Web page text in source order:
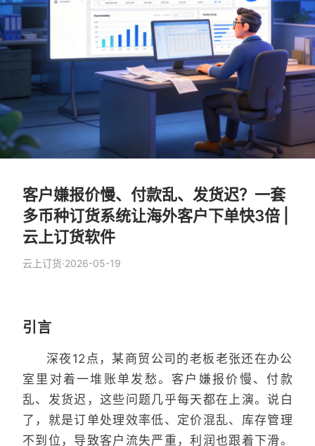
客户嫌报价慢、付款乱、发货迟？一套
多币种订货系统让海外客户下单快3倍 |
云上订货软件
云上订货·2026-05-19
引言
深夜12点，某商贸公司的老板老张还在办公
室里对着一堆账单发愁。客户嫌报价慢、付款
乱、发货迟，这些问题几乎每天都在上演。说白
了，就是订单处理效率低、定价混乱、库存管理
不到位，导致客户流失严重，利润也跟着下滑。